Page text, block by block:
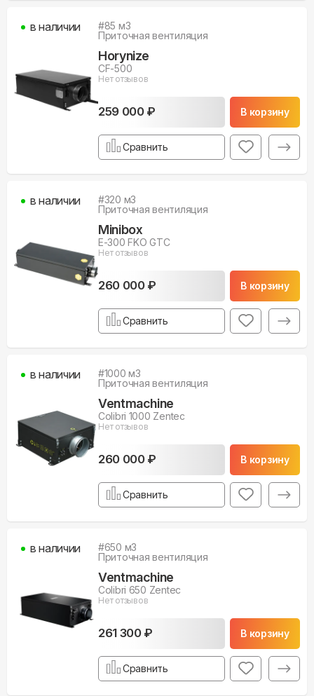
#85 м3
Приточная вентиляция
Horynize
CF-500
Нет отзывов
259 000 ₽ В корзину
в наличии
Сравнить
#320 м3
Приточная вентиляция
Minibox
E-300 FKO GTC
Нет отзывов
260 000 ₽ В корзину
в наличии
Сравнить
#1000 м3
Приточная вентиляция
Ventmachine
Colibri 1000 Zentec
Нет отзывов
260 000 ₽ В корзину
в наличии
Сравнить
#650 м3
Приточная вентиляция
Ventmachine
Colibri 650 Zentec
Нет отзывов
261 300 ₽ В корзину
в наличии
Сравнить